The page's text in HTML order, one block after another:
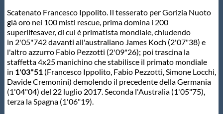
Protezione Civile
Qualità
Sostenibilità
Scatenato Francesco Ippolito. Il tesserato per Gorizia Nuoto
già oro nei 100 misti rescue, prima domina i 200
superlifesaver, di cui è primatista mondiale, chiudendo
in 2'05"742 davanti all'australiano James Koch (2'07"38) e
l'altro azzurro Fabio Pezzotti (2'09"26); poi trascina la
staffetta 4x25 manichino che stabilisce il primato mondiale
in 1'03"51(Francesco Ippolito, Fabio Pezzotti, Simone Locchi,
Davide Cremonini) demolendo il precedente della Germania
(1'04"04) del 22 luglio 2017. Seconda l'Australia (1'05"75),
terza la Spagna (1'06"19).